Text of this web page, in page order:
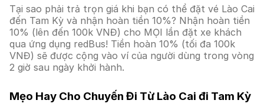
Tại sao phải trả trọn giá khi bạn có thể đặt vé Lào Cai
đến Tam Kỳ và nhận hoàn tiền 10%? Nhận hoàn tiền
10% (lên đến 100k VNĐ) cho MỌI lần đặt xe khách
qua ứng dụng redBus! Tiền hoàn 10% (tối đa 100k
VNĐ) sẽ được cộng vào ví của người dùng trong vòng
2 giờ sau ngày khởi hành.
Mẹo Hay Cho Chuyến Đi Từ Lào Cai đi Tam Kỳ